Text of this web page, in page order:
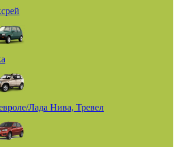
Лада Нива, Тревел